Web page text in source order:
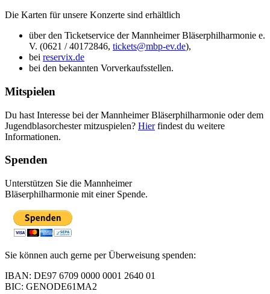
Die Karten für unsere Konzerte sind erhältlich
über den Ticketservice der Mannheimer Bläserphilharmonie e.
V. (0621 / 40172846, tickets@mbp-ev.de),
bei reservix.de
bei den bekannten Vorverkaufsstellen.
Mitspielen
Du hast Interesse bei der Mannheimer Bläserphilharmonie oder dem
Jugendblasorchester mitzuspielen? Hierfindest du weitere
Informationen.
Spenden
Unterstützen Sie die Mannheimer
Bläserphilharmonie mit einer Spende.
Sie können auch gerne per Überweisung spenden:
IBAN: DE97 6709 0000 0001 2640 01
BIC: GENODE61MA2